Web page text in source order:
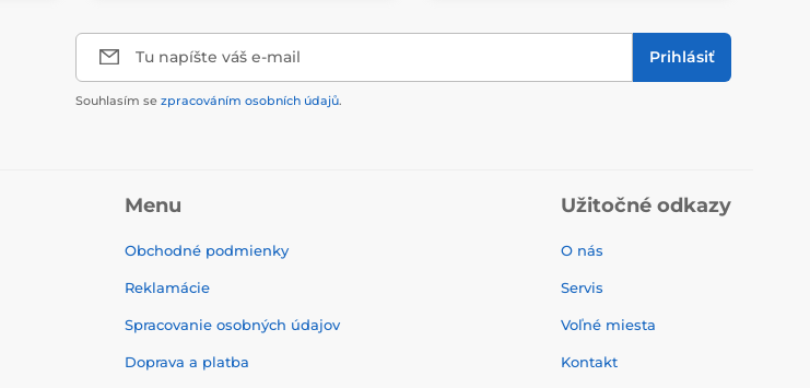
Tu napíšte váš e-mail Prihlásiť
Souhlasím se zpracováním osobních údajů.
Menu
Obchodné podmienky
Reklamácie
Spracovanie osobných údajov
Doprava a platba
Užitočné odkazy
O nás
Servis
Voľné miesta
Kontakt